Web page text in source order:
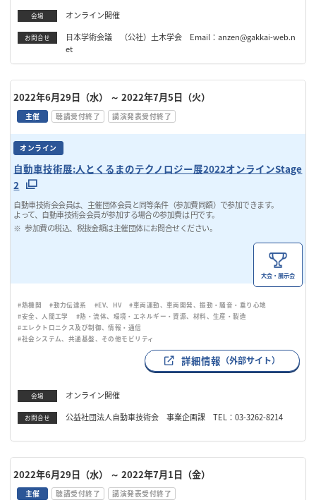
会場 オンライン開催
お問合せ
日本学術会議 （公社）土木学会 Email：anzen@gakkai-web.n
et
2022年6月29日（水） ～ 2022年7月5日（火）
主催 聴講受付終了 講演発表受付終了
オンライン
自動車技術展:人とくるまのテクノロジー展2022オンラインStage
2
自動車技術会会員は、主催団体会員と同等条件（参加費同額）で参加できます。
よって、自動車技術会会員が参加する場合の参加費は 円です。
参加費の税込、税抜金額は主催団体にお問合せください。
大会・展示会
#熱機関 #動力伝達系 #EV、HV
#車両運動、車両開発、振動・騒音・乗り心地
#安全、人間工学
#熱・流体、環境・エネルギー・資源、材料、生産・製造
#エレクトロニクス及び制御、情報・通信
#社会システム、共通基盤、その他モビリティ
詳細情報 （外部サイト）
会場 オンライン開催
お問合せ 公益社団法人自動車技術会 事業企画課 TEL：03-3262-8214
2022年6月29日（水） ～ 2022年7月1日（金）
主催 聴講受付終了 講演発表受付終了